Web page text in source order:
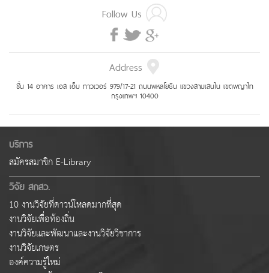
Follow Us
Address
ชั้น 14 อาคาร เอส เอ็ม ทาวเวอร์ 979/17-21 ถนนพหลโยธิน แขวงสามเสนใน เขตพญาไท
กรุงเทพฯ 10400
บริการ
สมัครสมาชิก E-Library
วิจัย สกสว.
10 งานวิจัยที่ดาวน์โหลดมากที่สุด
งานวิจัยเพื่อท้องถิ่น
งานวิจัยและพัฒนาและงานวิจัยวิชาการ
งานวิจัยเกษตร
องค์ความรู้ใหม่